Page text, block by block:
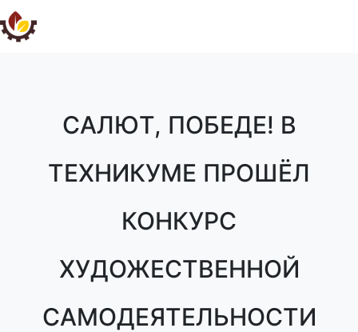
САЛЮТ, ПОБЕДЕ! В
ТЕХНИКУМЕ ПРОШЁЛ
КОНКУРС
ХУДОЖЕСТВЕННОЙ
САМОДЕЯТЕЛЬНОСТИ